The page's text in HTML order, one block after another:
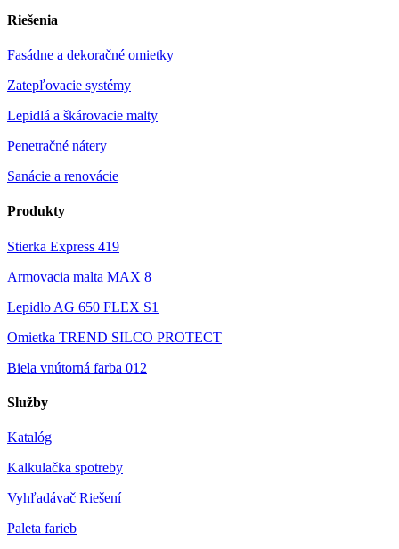
Riešenia
Fasádne a dekoračné omietky
Zatepľovacie systémy
Lepidlá a škárovacie malty
Penetračné nátery
Sanácie a renovácie
Produkty
Stierka Express 419
Armovacia malta MAX 8
Lepidlo AG 650 FLEX S1
Omietka TREND SILCO PROTECT
Biela vnútorná farba 012
Služby
Katalóg
Kalkulačka spotreby
Vyhľadávač Riešení
Paleta farieb